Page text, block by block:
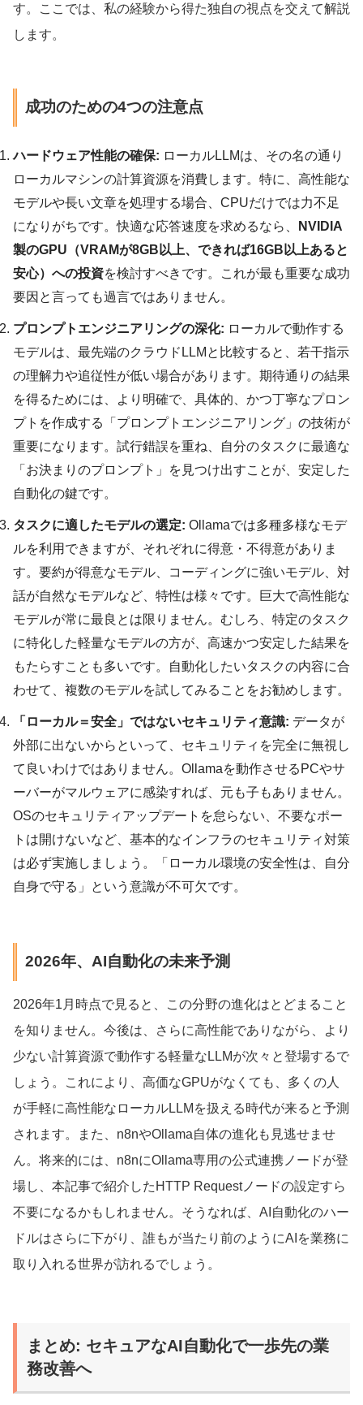
す。ここでは、私の経験から得た独自の視点を交えて解説
します。
成功のための4つの注意点
ハードウェア性能の確保: ローカルLLMは、その名の通り
ローカルマシンの計算資源を消費します。特に、高性能な
モデルや長い文章を処理する場合、CPUだけでは力不足
になりがちです。快適な応答速度を求めるなら、
NVIDIA
製のGPU（VRAMが8GB以上、できれば16GB以上あると
安心）への投資を検討すべきです。これが最も重要な成功
要因と言っても過言ではありません。
プロンプトエンジニアリングの深化: ローカルで動作する
モデルは、最先端のクラウドLLMと比較すると、若干指示
の理解力や追従性が低い場合があります。期待通りの結果
を得るためには、より明確で、具体的、かつ丁寧なプロン
プトを作成する「プロンプトエンジニアリング」の技術が
重要になります。試行錯誤を重ね、自分のタスクに最適な
「お決まりのプロンプト」を見つけ出すことが、安定した
自動化の鍵です。
タスクに適したモデルの選定: Ollamaでは多種多様なモデ
ルを利用できますが、それぞれに得意・不得意がありま
す。要約が得意なモデル、コーディングに強いモデル、対
話が自然なモデルなど、特性は様々です。巨大で高性能な
モデルが常に最良とは限りません。むしろ、特定のタスク
に特化した軽量なモデルの方が、高速かつ安定した結果を
もたらすことも多いです。自動化したいタスクの内容に合
わせて、複数のモデルを試してみることをお勧めします。
「ローカル＝安全」ではないセキュリティ意識: データが
外部に出ないからといって、セキュリティを完全に無視し
て良いわけではありません。Ollamaを動作させるPCやサ
ーバーがマルウェアに感染すれば、元も子もありません。
OSのセキュリティアップデートを怠らない、不要なポー
トは開けないなど、基本的なインフラのセキュリティ対策
は必ず実施しましょう。「ローカル環境の安全性は、自分
自身で守る」という意識が不可欠です。
2026年、AI自動化の未来予測
2026年1月時点で見ると、この分野の進化はとどまること
を知りません。今後は、さらに高性能でありながら、より
少ない計算資源で動作する軽量なLLMが次々と登場するで
しょう。これにより、高価なGPUがなくても、多くの人
が手軽に高性能なローカルLLMを扱える時代が来ると予測
されます。また、n8nやOllama自体の進化も見逃せませ
ん。将来的には、n8nにOllama専用の公式連携ノードが登
場し、本記事で紹介したHTTP Requestノードの設定すら
不要になるかもしれません。そうなれば、AI自動化のハー
ドルはさらに下がり、誰もが当たり前のようにAIを業務に
取り入れる世界が訪れるでしょう。
まとめ: セキュアなAI自動化で一歩先の業
務改善へ